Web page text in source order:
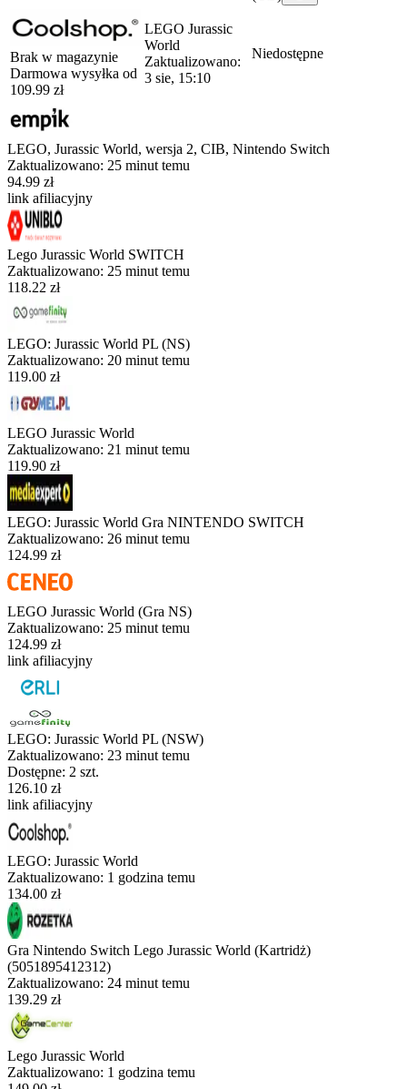
Brak w magazynie
Darmowa wysyłka od
109.99 zł
LEGO Jurassic
World
Zaktualizowano:
3 sie, 15:10
Niedostępne
LEGO, Jurassic World, wersja 2, CIB, Nintendo Switch
Zaktualizowano: 25 minut temu
94.99 zł
link afiliacyjny
Lego Jurassic World SWITCH
Zaktualizowano: 25 minut temu
118.22 zł
LEGO: Jurassic World PL (NS)
Zaktualizowano: 20 minut temu
119.00 zł
LEGO Jurassic World
Zaktualizowano: 21 minut temu
119.90 zł
LEGO: Jurassic World Gra NINTENDO SWITCH
Zaktualizowano: 26 minut temu
124.99 zł
LEGO Jurassic World (Gra NS)
Zaktualizowano: 25 minut temu
124.99 zł
link afiliacyjny
LEGO: Jurassic World PL (NSW)
Zaktualizowano: 23 minut temu
Dostępne: 2 szt.
126.10 zł
link afiliacyjny
LEGO: Jurassic World
Zaktualizowano: 1 godzina temu
134.00 zł
Gra Nintendo Switch Lego Jurassic World (Kartridż)
(5051895412312)
Zaktualizowano: 24 minut temu
139.29 zł
Lego Jurassic World
Zaktualizowano: 1 godzina temu